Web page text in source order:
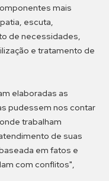
mais
escuta,
de necessidades,
e tratamento de
elaboradas as
pudessem nos contar
trabalham
de suas
em fatos e
com conflitos",